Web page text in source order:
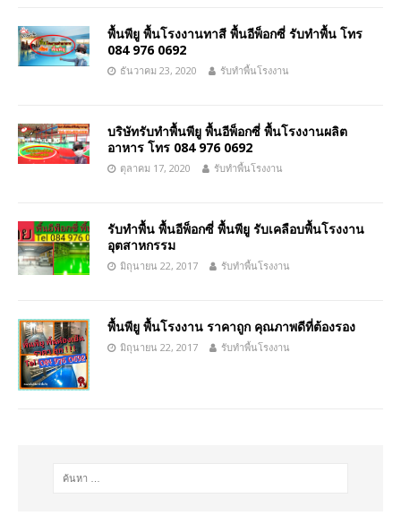
พื้นพียู พื้นโรงงานทาสี พื้นอีพ็อกซี่ รับทำพื้น โทร
084 976 0692
ธันวาคม 23, 2020 รับทำพื้นโรงงาน
บริษัทรับทําพื้นพียู พื้นอีพ็อกซี่ พื้นโรงงานผลิต
อาหาร โทร 084 976 0692
ตุลาคม 17, 2020 รับทำพื้นโรงงาน
รับทำพื้น พื้นอีพ็อกซี่ พื้นพียู รับเคลือบพื้นโรงงาน
อุตสาหกรรม
มิถุนายน 22, 2017 รับทำพื้นโรงงาน
พื้นพียู พื้นโรงงาน ราคาถูก คุณภาพดีที่ต้องรอง
มิถุนายน 22, 2017 รับทำพื้นโรงงาน